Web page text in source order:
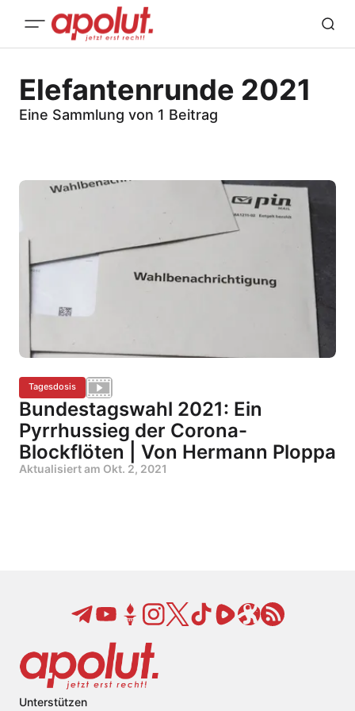
Elefantenrunde 2021
Eine Sammlung von 1 Beitrag
Tagesdosis
Bundestagswahl 2021: Ein
Pyrrhussieg der Corona-
Blockflöten | Von Hermann Ploppa
Aktualisiert am Okt. 2, 2021
Unterstützen